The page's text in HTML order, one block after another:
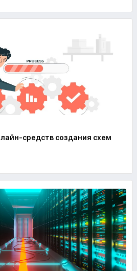
средств создания схем